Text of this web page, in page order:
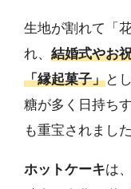
生地が割れて「
れ、 結婚式やお
「縁起菓子」と
糖が多く日持ち
も重宝されました
ホットケーキは